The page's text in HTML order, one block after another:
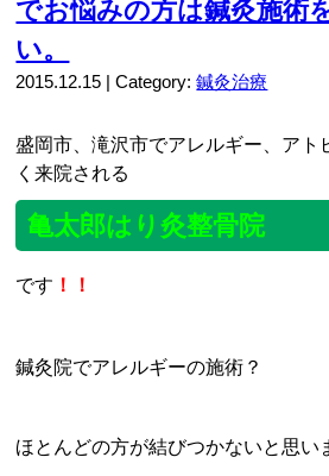
でお悩みの方は鍼灸施術
い。
2015.12.15 | Category:鍼灸治療
盛岡市、滝沢市でアレルギー、アト
く来院される
亀太郎はり灸整骨院
です ！！
鍼灸院でアレルギーの施術？
ほとんどの方が結びつかないと思い